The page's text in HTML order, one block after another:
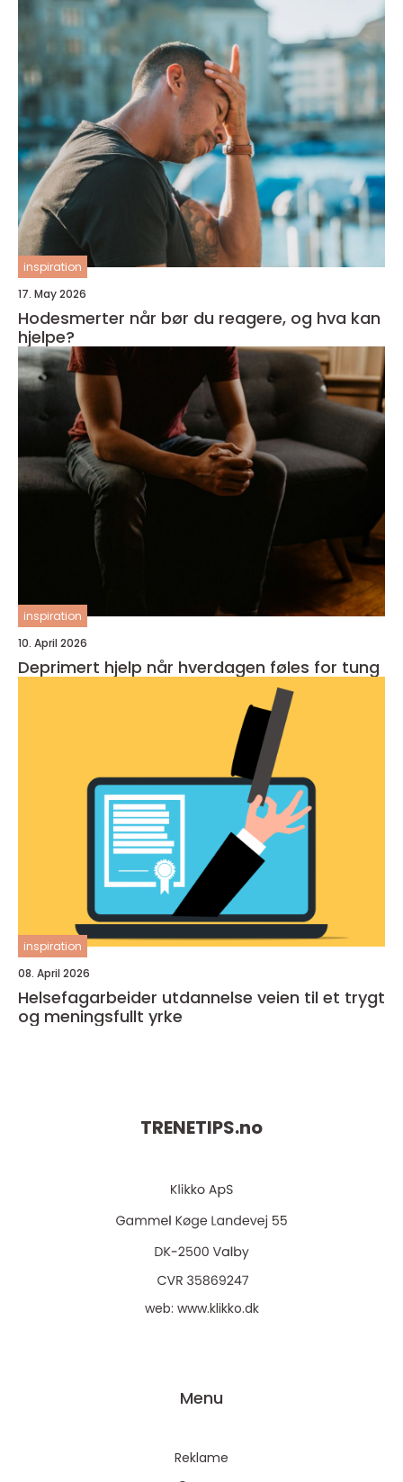
inspiration
17. May 2026
Hodesmerter når bør du reagere, og hva kan
hjelpe?
inspiration
10. April 2026
Deprimert hjelp når hverdagen føles for tung
inspiration
08. April 2026
Helsefagarbeider utdannelse veien til et trygt
og meningsfullt yrke
TRENETIPS.no
web: www.klikko.dk
Menu
Reklame